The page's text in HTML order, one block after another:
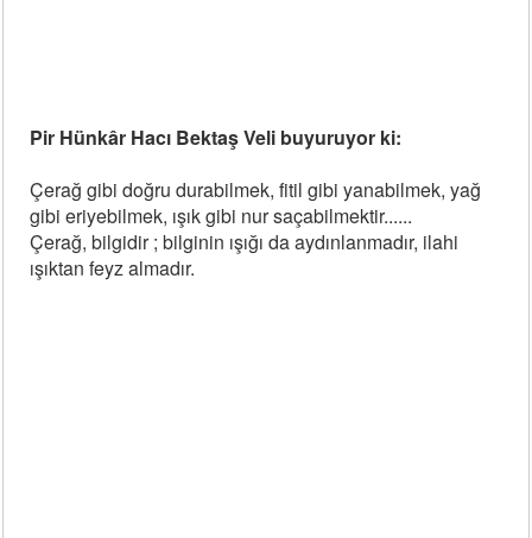
Pir Hünkâr Hacı Bektaş Veli buyuruyor ki:
Çerağ gibi doğru durabilmek, fitil gibi yanabilmek, yağ
gibi eriyebilmek, ışık gibi nur saçabilmektir......
Çerağ, bilgidir ; bilginin ışığı da aydınlanmadır, ilahi
ışıktan feyz almadır.